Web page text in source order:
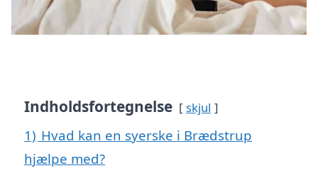
Indholdsfortegnelse skjul
1) Hvad kan en syerske i Brædstrup
hjælpe med?